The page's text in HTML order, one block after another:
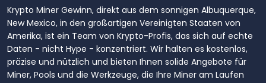
Krypto Miner Gewinn, direkt aus dem sonnigen Albuquerque,
New Mexico, in den großartigen Vereinigten Staaten von
Amerika, ist ein Team von Krypto-Profis, das sich auf echte
Daten - nicht Hype - konzentriert. Wir halten es kostenlos,
präzise und nützlich und bieten Ihnen solide Angebote für
Miner, Pools und die Werkzeuge, die Ihre Miner am Laufen